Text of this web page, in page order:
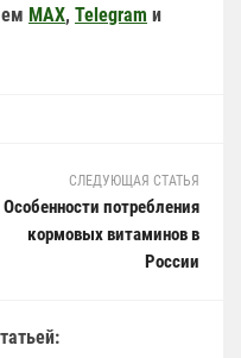
MAX, Telegram и
СЛЕДУЮЩАЯ СТАТЬЯ
Особенности потребления
кормовых витаминов в
России